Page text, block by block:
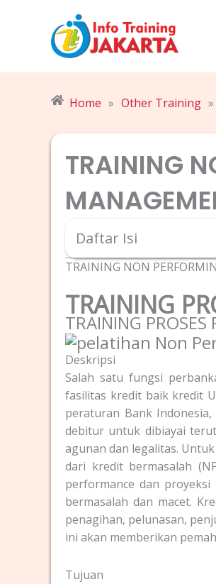
Home » Other Training »
TRAINING
Daftar Isi
TRAINING NON
TRAINING
TRAINING
Deskripsi
Salah satu fungsi
fasilitas kredit baik kredit
peraturan Bank
debitur untuk dibiayai
agunan dan legalitas.
dari kredit bermasalah
performance dan
bermasalah dan macet.
penagihan, pelunasan,
ini akan memberikan
Tujuan